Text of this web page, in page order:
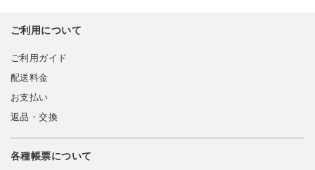
ご利用について
ご利用ガイド
配送料金
お支払い
返品・交換
各種帳票について